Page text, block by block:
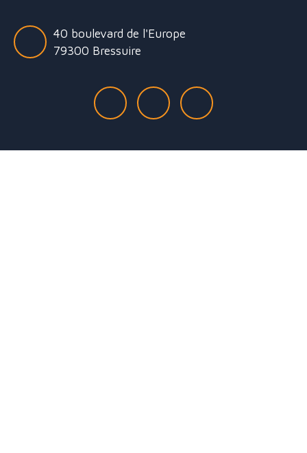
40 boulevard de l'Europe
79300 Bressuire